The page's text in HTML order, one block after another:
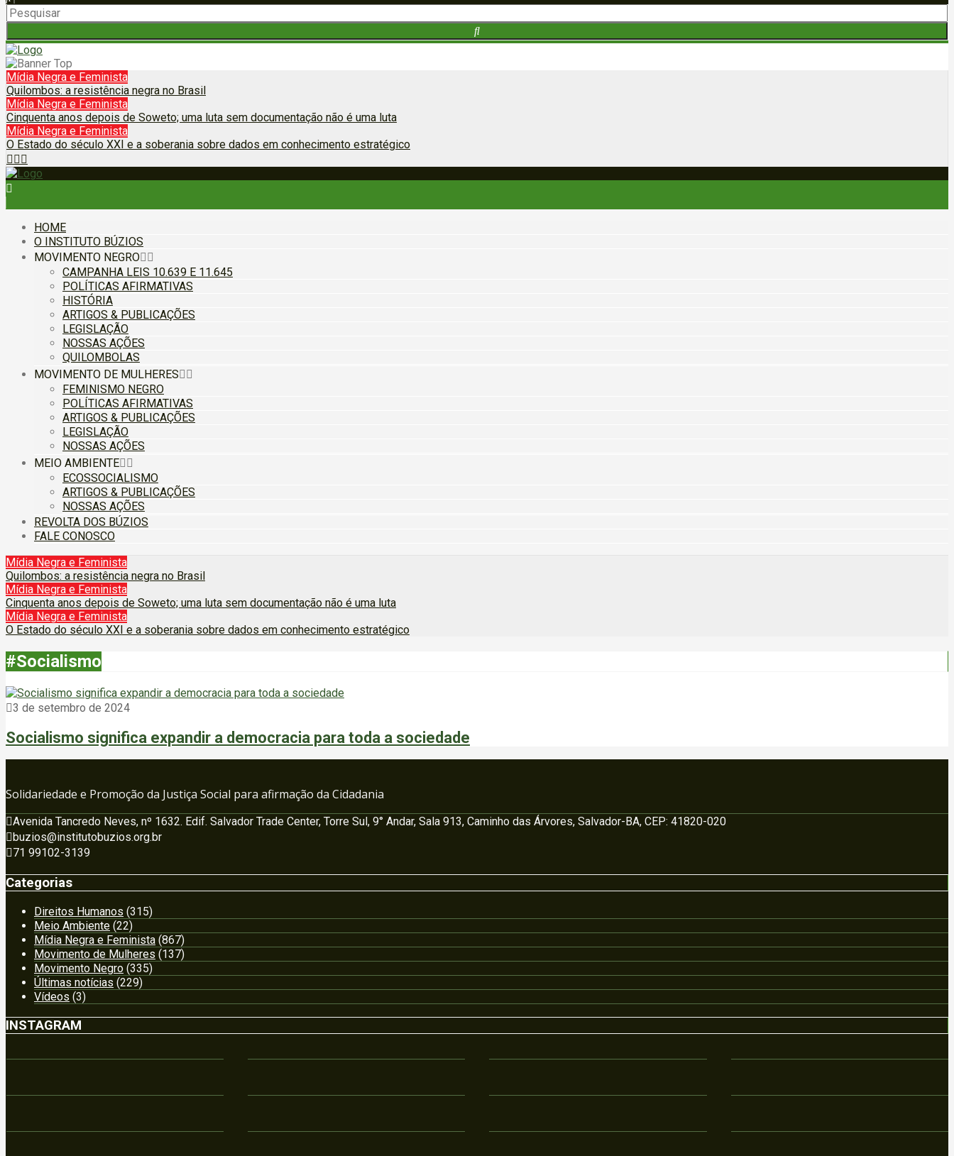
Mídia Negra e Feminista
Quilombos: a resistência negra no Brasil
Mídia Negra e Feminista
Cinquenta anos depois de Soweto; uma luta sem documentação não é uma luta
Mídia Negra e Feminista
O Estado do século XXI e a soberania sobre dados em conhecimento estratégico
HOME
O INSTITUTO BÚZIOS
MOVIMENTO NEGRO
CAMPANHA LEIS 10.639 E 11.645
POLÍTICAS AFIRMATIVAS
HISTÓRIA
ARTIGOS & PUBLICAÇÕES
LEGISLAÇÃO
NOSSAS AÇÕES
QUILOMBOLAS
MOVIMENTO DE MULHERES
FEMINISMO NEGRO
POLÍTICAS AFIRMATIVAS
ARTIGOS & PUBLICAÇÕES
LEGISLAÇÃO
NOSSAS AÇÕES
MEIO AMBIENTE
ECOSSOCIALISMO
ARTIGOS & PUBLICAÇÕES
NOSSAS AÇÕES
REVOLTA DOS BÚZIOS
FALE CONOSCO
Mídia Negra e Feminista
Quilombos: a resistência negra no Brasil
Mídia Negra e Feminista
Cinquenta anos depois de Soweto; uma luta sem documentação não é uma luta
Mídia Negra e Feminista
O Estado do século XXI e a soberania sobre dados em conhecimento estratégico
#Socialismo
3 de setembro de 2024
Socialismo significa expandir a democracia para toda a sociedade
Solidariedade e Promoção da Justiça Social para afirmação da Cidadania
Avenida Tancredo Neves, nº 1632. Edif. Salvador Trade Center, Torre Sul, 9° Andar, Sala 913, Caminho das Árvores, Salvador-BA, CEP: 41820-020
buzios@institutobuzios.org.br
71 99102-3139
Categorias
Direitos Humanos (315)
Meio Ambiente (22)
Mídia Negra e Feminista (867)
Movimento de Mulheres (137)
Movimento Negro (335)
Últimas notícias (229)
Vídeos (3)
INSTAGRAM